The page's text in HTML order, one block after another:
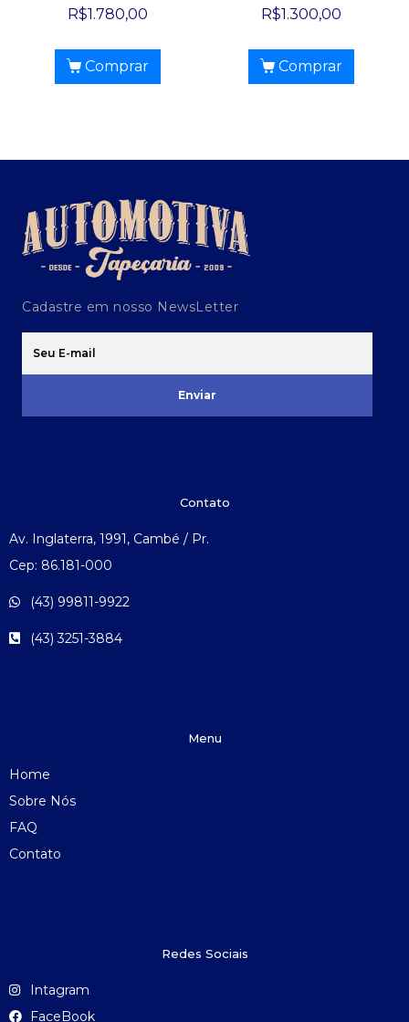
R$1.780,00
Comprar
R$1.300,00
Comprar
Cadastre em nosso NewsLetter
Enviar
Contato
Av. Inglaterra, 1991, Cambé / Pr.
Cep: 86.181-000
(43) 99811-9922
(43) 3251-3884
Menu
Home
Sobre Nós
FAQ
Contato
Redes Sociais
Intagram
FaceBook